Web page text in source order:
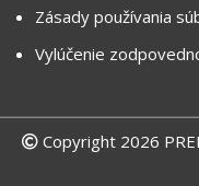
Zásady používania
Vylúčenie
Copyright 2026